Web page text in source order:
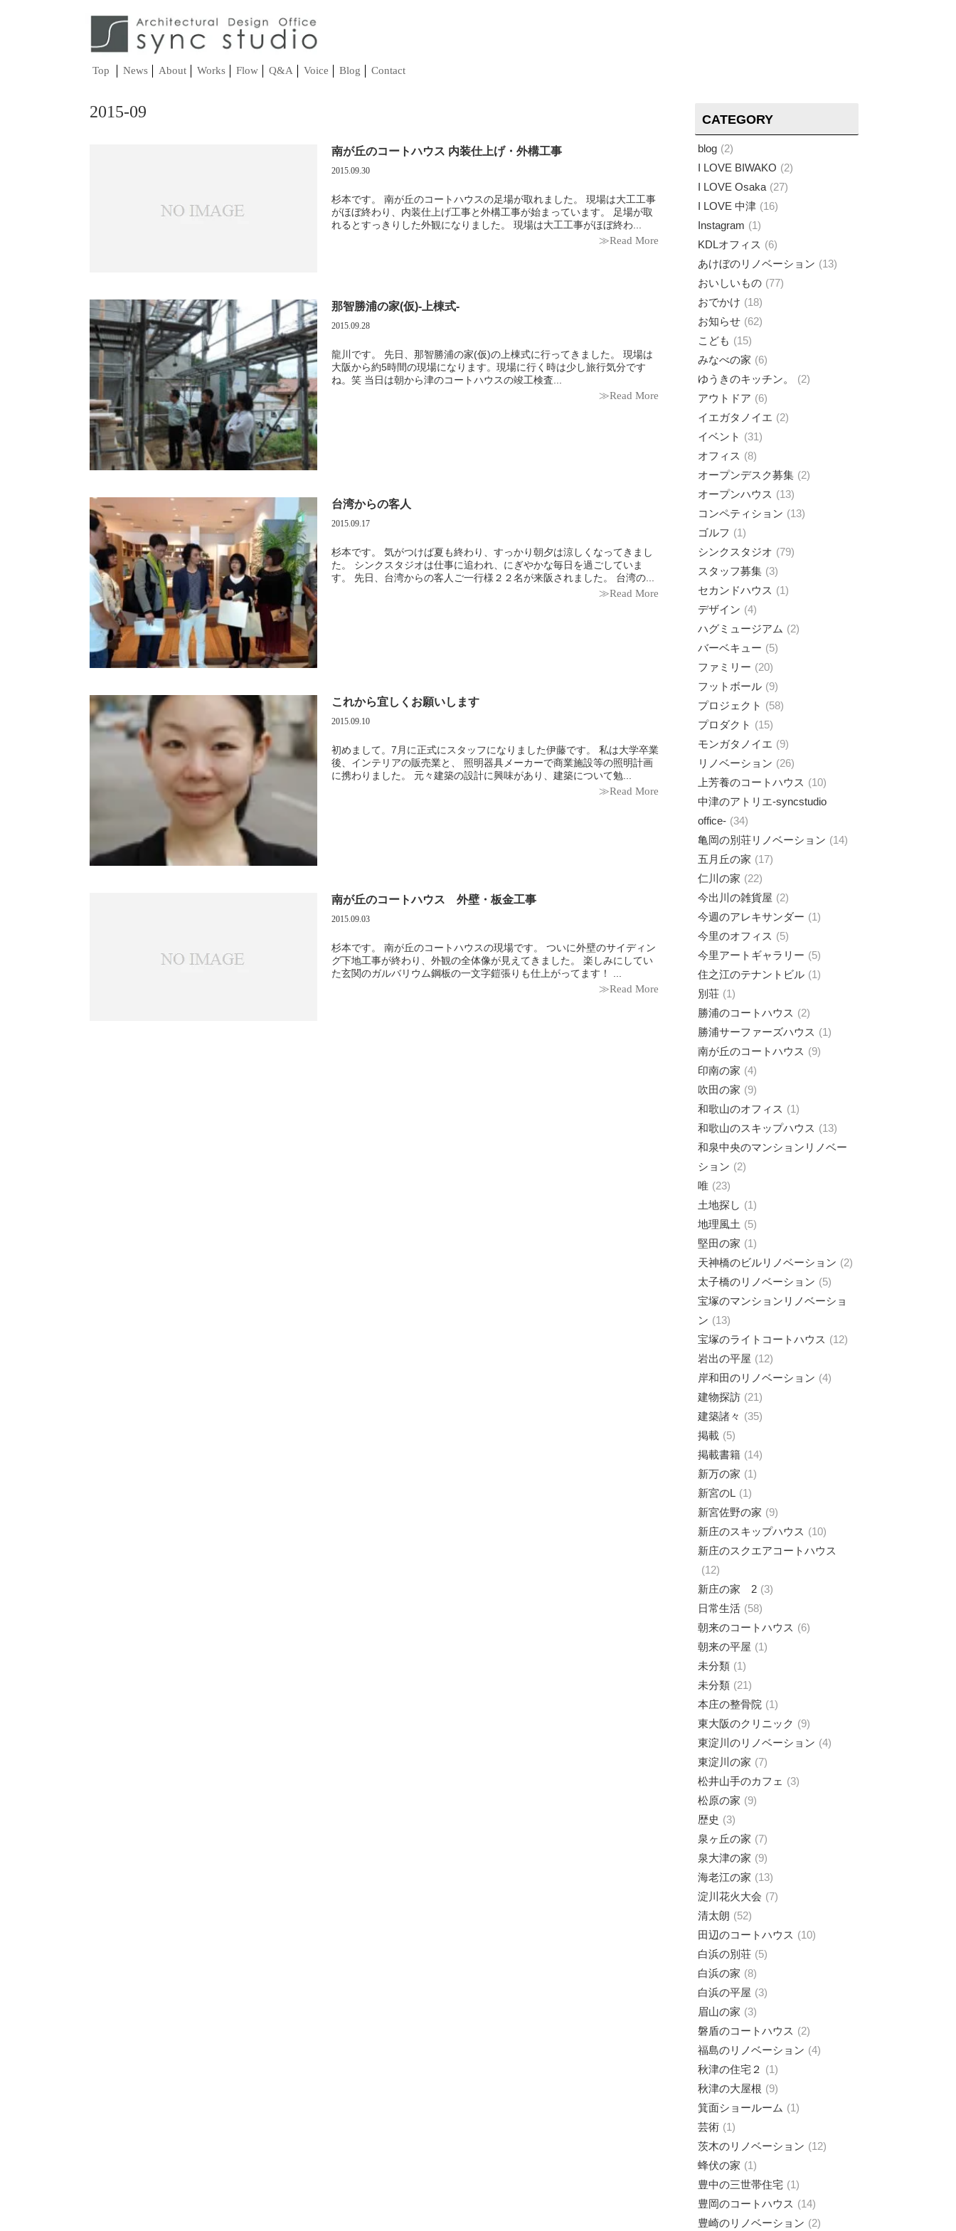
Top News About Works Flow Q&A Voice Blog Contact
2015-09
南が丘のコートハウス 内装仕上げ・外構工事
2015.09.30
杉本です。 南が丘のコートハウスの足場が取れました。 現場は大工工事
がほぼ終わり、内装仕上げ工事と外構工事が始まっています。 足場が取
れるとすっきりした外観になりました。 現場は大工工事がほぼ終わ...
≫Read More
那智勝浦の家(仮)-上棟式-
2015.09.28
龍川です。 先日、那智勝浦の家(仮)の上棟式に行ってきました。 現場は
大阪から約5時間の現場になります。現場に行く時は少し旅行気分です
ね。笑 当日は朝から津のコートハウスの竣工検査...
≫Read More
台湾からの客人
2015.09.17
杉本です。 気がつけば夏も終わり、すっかり朝夕は涼しくなってきまし
た。 シンクスタジオは仕事に追われ、にぎやかな毎日を過ごしていま
す。 先日、台湾からの客人ご一行様２２名が来阪されました。 台湾の...
≫Read More
これから宜しくお願いします
2015.09.10
初めまして。7月に正式にスタッフになりました伊藤です。 私は大学卒業
後、インテリアの販売業と、 照明器具メーカーで商業施設等の照明計画
に携わりました。 元々建築の設計に興味があり、建築について勉...
≫Read More
南が丘のコートハウス 外壁・板金工事
2015.09.03
杉本です。 南が丘のコートハウスの現場です。 ついに外壁のサイディン
グ下地工事が終わり、外観の全体像が見えてきました。 楽しみにしてい
た玄関のガルバリウム鋼板の一文字鎧張りも仕上がってます！ ...
≫Read More
CATEGORY
blog
2
I LOVE BIWAKO
2
I LOVE Osaka
27
I LOVE 中津
16
Instagram
1
KDLオフィス
6
あけぼのリノベーション
13
おいしいもの 77
おでかけ
18
お知らせ
62
こども
15
みなべの家
6
ゆうきのキッチン。
2
アウトドア
6
イエガタノイエ
2
イベント
31
オフィス
8
オープンデスク募集
2
オープンハウス
13
コンペティション
13
ゴルフ
1
シンクスタジオ
79
スタッフ募集 3
セカンドハウス
1
デザイン
4
ハグミュージアム
2
バーベキュー
5
ファミリー
20
フットボール
9
プロジェクト
58
プロダクト
15
モンガタノイエ
9
リノベーション
26
上芳養のコートハウス
10
中津のアトリエ-syncstudio
office- 34
亀岡の別荘リノベーション
14
五月丘の家
17
仁川の家
22
今出川の雑貨屋
2
今週のアレキサンダー
1
今里のオフィス
5
今里アートギャラリー
5
住之江のテナントビル
1
別荘
1
勝浦のコートハウス
2
勝浦サーファーズハウス
1
南が丘のコートハウス
9
印南の家
4
吹田の家
9
和歌山のオフィス
1
和歌山のスキップハウス
13
和泉中央のマンションリノベー
ション
2
唯
23
土地探し
1
地理風土
5
堅田の家
1
天神橋のビルリノベーション
2
太子橋のリノベーション
5
宝塚のマンションリノベーショ
ン
13
宝塚のライトコートハウス
12
岩出の平屋
12
岸和田のリノベーション
4
建物探訪
21
建築諸々
35
掲載
5
掲載書籍
14
新万の家
1
新宮のL
1
新宮佐野の家
9
新庄のスキップハウス
10
新庄のスクエアコートハウス
12
新庄の家 2 3
日常生活
58
朝来のコートハウス
6
朝来の平屋
1
未分類
1
未分類
21
本庄の整骨院
1
東大阪のクリニック
9
東淀川のリノベーション
4
東淀川の家
7
松井山手のカフェ
3
松原の家
9
歴史
3
泉ヶ丘の家
7
泉大津の家
9
海老江の家
13
淀川花火大会
7
清太朗
52
田辺のコートハウス
10
白浜の別荘
5
白浜の家
8
白浜の平屋
3
眉山の家
3
磐盾のコートハウス
2
福島のリノベーション
4
秋津の住宅２
1
秋津の大屋根
9
箕面ショールーム
1
芸術
1
茨木のリノベーション
12
蜂伏の家
1
豊中の三世帯住宅
1
豊岡のコートハウス
14
豊崎のリノベーション
2